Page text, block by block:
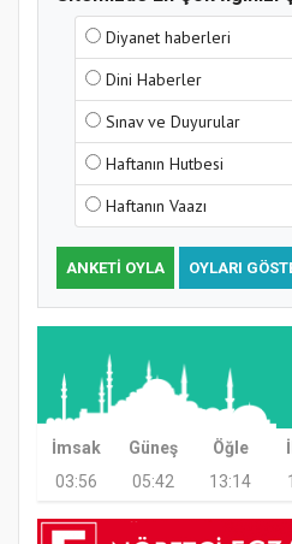
Samsun
Kapanış Programı
Samsun
Diyanet haberleri
Dini Haberler
Sınav ve Duyurular
Haftanın Hutbesi
Haftanın Vaazı
ANKETI OYLA OYLARI
İmsak Güneş Öğle
03:56
05:42 13:14